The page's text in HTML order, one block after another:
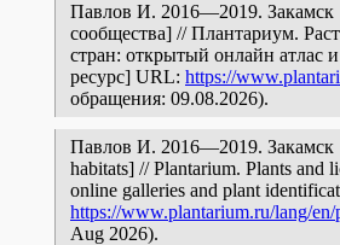
Павлов И. 2016—2019. Закамск
сообщества] // Плантариум.
стран: открытый онлайн атлас
ресурс] URL: https://
обращения: 09.08.2026).
Павлов И. 2016—2019. Закамск
habitats] // Plantarium. Plants and
online galleries and plant
https://www.plantarium.ru/lang/
Aug 2026).